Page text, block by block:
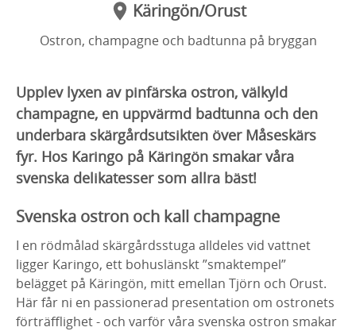
Käringön/Orust
Ostron, champagne och badtunna på bryggan
Upplev lyxen av pinfärska ostron, välkyld
champagne, en uppvärmd badtunna och den
underbara skärgårdsutsikten över Måseskärs
fyr. Hos Karingo på Käringön smakar våra
svenska delikatesser som allra bäst!
Svenska ostron och kall champagne
I en rödmålad skärgårdsstuga alldeles vid vattnet
ligger Karingo, ett bohuslänskt ”smaktempel”
belägget på Käringön, mitt emellan Tjörn och Orust.
Här får ni en passionerad presentation om ostronets
förträfflighet - och varför våra svenska ostron smakar